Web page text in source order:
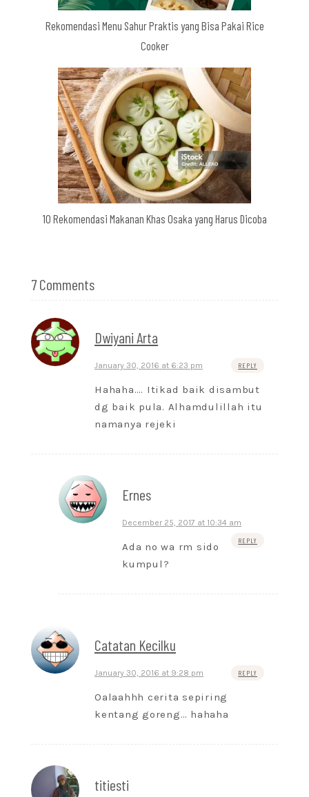
Rekomendasi Menu Sahur Praktis yang Bisa Pakai Rice
Cooker
10 Rekomendasi Makanan Khas Osaka yang Harus Dicoba
7 Comments
Dwiyani Arta
January 30, 2016 at 6:23 pm REPLY
Hahaha…. Itikad baik disambut
dg baik pula. Alhamdulillah itu
namanya rejeki
Ernes
December 25, 2017 at 10:34 am
REPLY
Ada no wa rm sido
kumpul?
Catatan Kecilku
January 30, 2016 at 9:28 pm REPLY
Oalaahhh cerita sepiring
kentang goreng… hahaha
titiesti